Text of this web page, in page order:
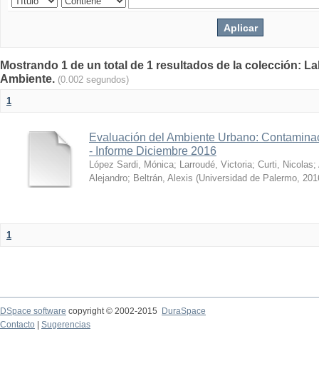
Mostrando 1 de un total de 1 resultados de la colección:
Ambiente. (0.002 segundos)
1
Evaluación del Ambiente Urbano:
- Informe Diciembre 2016
López Sardi, Mónica; Larroudé, Victoria; Curti, Nicolas;
Alejandro; Beltrán, Alexis (Universidad de Palermo,
1
DSpace software copyright © 2002-2015
DuraSpace
Contacto
Sugerencias